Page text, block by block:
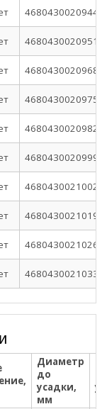
4680430020944
4680430020951
4680430020968
4680430020975
4680430020982
4680430020999
4680430021002
4680430021019
4680430021026
4680430021033
Диаметр
до
усадки,
мм